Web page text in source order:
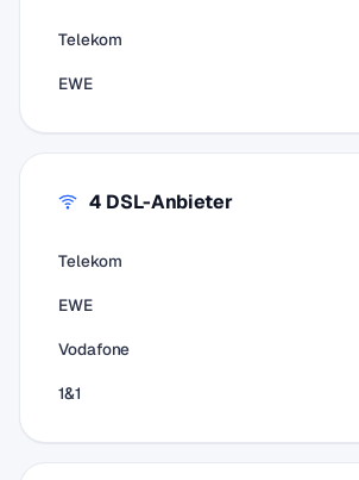
Telekom
EWE
4 DSL-Anbieter
Telekom
EWE
Vodafone
1&1